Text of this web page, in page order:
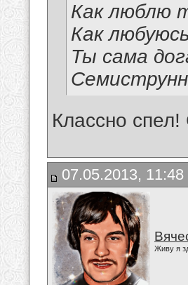
Как люблю
Как
Ты сама
Классно
07.05.2013, 11:48
Живу я